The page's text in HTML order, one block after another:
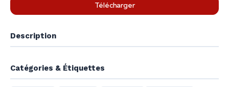
Télécharger
Description
Catégories & Étiquettes